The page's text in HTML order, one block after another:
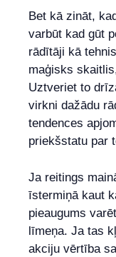
Bet kā zināt,
varbūt kad gūt
rādītāji kā
maģisks
Uztveriet to
virkni dažādu
tendences
priekšstatu par
Ja reitings
īstermiņā kaut
pieaugums
līmeņa. Ja tas
akciju vērtība